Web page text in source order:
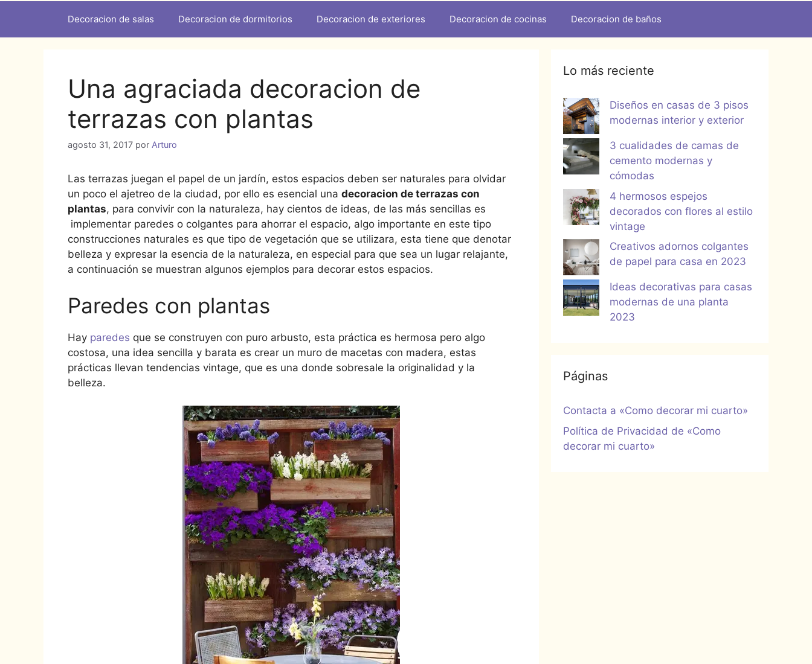
Decoracion de salas Decoracion de dormitorios Decoracion de exteriores Decoracion de cocinas Decoracion de baños
Una agraciada decoracion de
terrazas con plantas
agosto 31, 2017 por Arturo
Las terrazas juegan el papel de un jardín, estos espacios deben ser naturales para olvidar
un poco el ajetreo de la ciudad, por ello es esencial una decoracion de terrazas con
plantas, para convivir con la naturaleza, hay cientos de ideas, de las más sencillas es
implementar paredes o colgantes para ahorrar el espacio, algo importante en este tipo
construcciones naturales es que tipo de vegetación que se utilizara, esta tiene que denotar
belleza y expresar la esencia de la naturaleza, en especial para que sea un lugar relajante,
a continuación se muestran algunos ejemplos para decorar estos espacios.
Paredes con plantas
Hay paredes que se construyen con puro arbusto, esta práctica es hermosa pero algo
costosa, una idea sencilla y barata es crear un muro de macetas con madera, estas
prácticas llevan tendencias vintage, que es una donde sobresale la originalidad y la
belleza.
Lo más reciente
Diseños en casas de 3 pisos
modernas interior y exterior
3 cualidades de camas de
cemento modernas y
cómodas
4 hermosos espejos
decorados con flores al estilo
vintage
Creativos adornos colgantes
de papel para casa en 2023
Ideas decorativas para casas
modernas de una planta
2023
Páginas
Contacta a «Como decorar mi cuarto»
Política de Privacidad de «Como
decorar mi cuarto»